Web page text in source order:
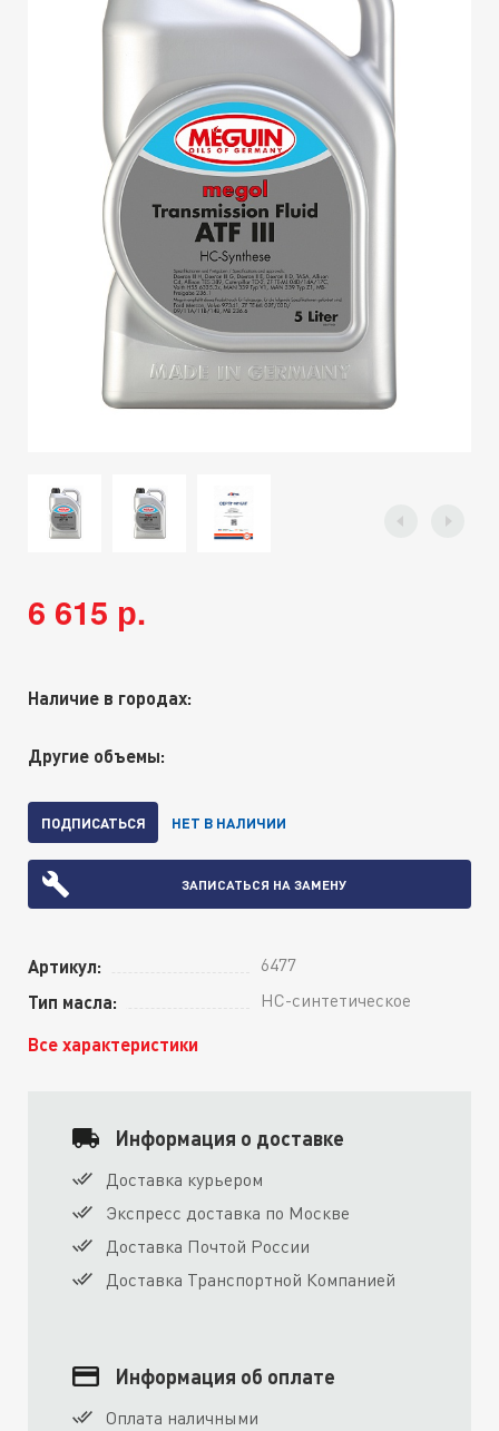
6 615 р.
Наличие в городах:
Другие объемы:
ПОДПИСАТЬСЯ НЕТ В НАЛИЧИИ
ЗАПИСАТЬСЯ НА ЗАМЕНУ
Артикул: 6477
Тип масла: HC-синтетическое
Все характеристики
Информация о доставке
Доставка курьером
Экспресс доставка по Москве
Доставка Почтой России
Доставка Транспортной Компанией
Информация об оплате
Оплата наличными